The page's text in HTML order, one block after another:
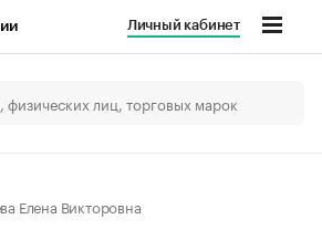
Личный кабинет
Елена Викторовна